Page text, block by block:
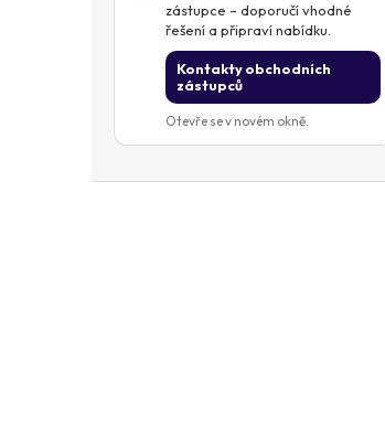
zástupce – doporučí vhodné
řešení a připraví nabídku.
Kontakty obchodních
zástupců
Otevře se v novém okně.